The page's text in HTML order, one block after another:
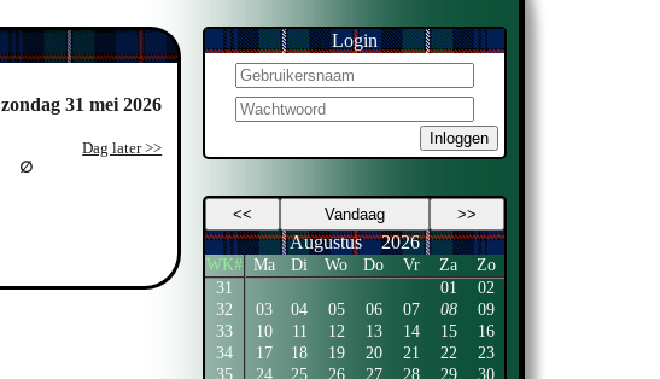
zondag 31 mei 2026
Dag later >>
Login
Inloggen
<< Vandaag >>
Augustus 2026
WK# Ma Di Wo Do Vr Za
Zo
31
01
02
32
03 04 05 06 07 08
09
33
10 11 12 13 14 15
16
34
17 18 19 20 21 22
23
35
24 25 26 27 28 29
30